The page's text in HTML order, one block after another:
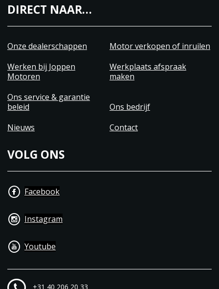
DIRECT NAAR…
Onze dealerschappen
Motor verkopen of inruilen
Werken bij Joppen
Motoren
Werkplaats afspraak
maken
Ons service & garantie
beleid
Ons bedrijf
Nieuws
Contact
VOLG ONS
Facebook
Instagram
Youtube
+31 40 206 20 33